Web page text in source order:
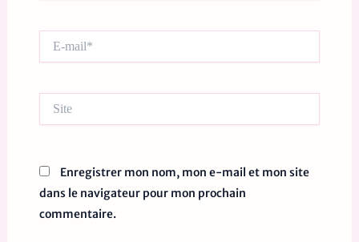
mail*
Enregistrer mon nom, mon e-mail et mon site
dans le navigateur pour mon prochain
commentaire.